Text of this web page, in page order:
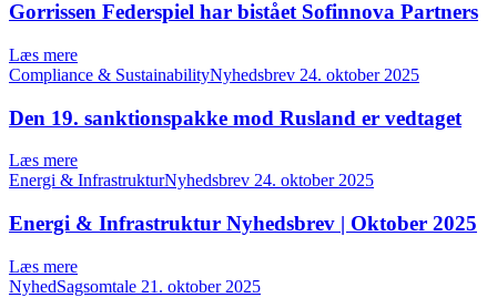
Gorrissen Federspiel har bistået Sofinnova Partners
Læs mere
Compliance & SustainabilityNyhedsbrev 24. oktober 2025
Den 19. sanktionspakke mod Rusland er vedtaget
Læs mere
Energi & InfrastrukturNyhedsbrev 24. oktober 2025
Energi & Infrastruktur Nyhedsbrev | Oktober 2025
Læs mere
NyhedSagsomtale 21. oktober 2025